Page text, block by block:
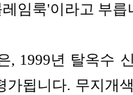
임룩'이라고 부
, 1999년 탈옥수
됩니다. 무지개